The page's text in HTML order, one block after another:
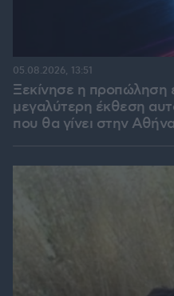
Ξεκίνησε η προπώληση
μεγαλύτερη έκθεση
που θα γίνει στην Αθήνα
05.08.2026, 13:51